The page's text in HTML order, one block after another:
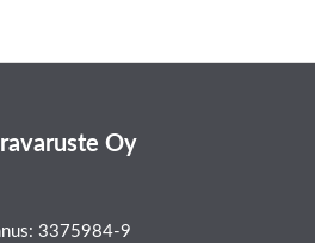
Oy
3375984-9